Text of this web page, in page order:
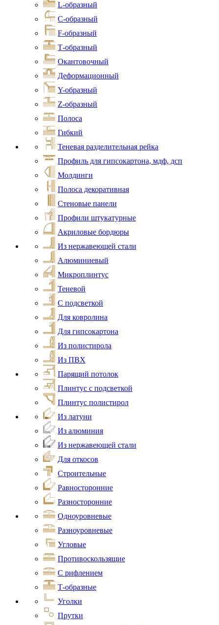
L-образный
С-образный
F-образный
Т-образный
Окантовочный
Деформационный
Y-образный
Z-образный
Полоса
Гибкий
Теневая разделительная рейка
Профиль для гипсокартона, мдф, дсп
Молдинги
Полоса декоративная
Стеновые панели
Профили штукатурные
Акриловые бордюры
Из нержавеющей стали
Алюминиевый
Микроплинтус
Теневой
С подсветкой
Для ковролина
Для гипсокартона
Из полистирола
Из ПВХ
Парящий потолок
Плинтус с подсветкой
Плинтус полистирол
Из латуни
Из алюминия
Из нержавеющей стали
Для откосов
Строительные
Равносторонние
Разносторонние
Одноуровневые
Разноуровневые
Угловые
Противоскользящие
С рифлением
Т-образные
Уголки
Прутки